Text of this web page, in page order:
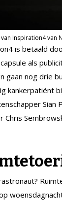
Inspiration4 van
is betaald
als
gaan nog drie
kankerpatiënt
Sian
Chris